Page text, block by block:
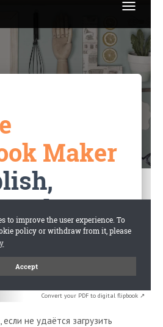
Convert your PDF to digital flipbook ↗
, если не удаётся загрузить